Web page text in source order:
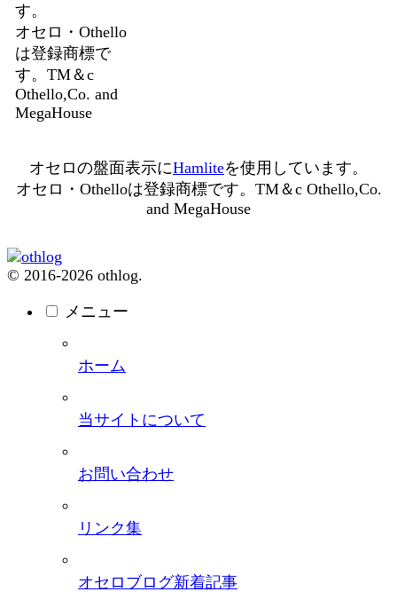
す。
オセロ・Othello
は登録商標で
す。TM＆c
Othello,Co. and
MegaHouse
オセロの盤面表示にHamliteを使用しています。
オセロ・Othelloは登録商標です。TM＆c Othello,Co.
and MegaHouse
© 2016-2026 othlog.
メニュー
ホーム
当サイトについて
お問い合わせ
リンク集
オセロブログ新着記事